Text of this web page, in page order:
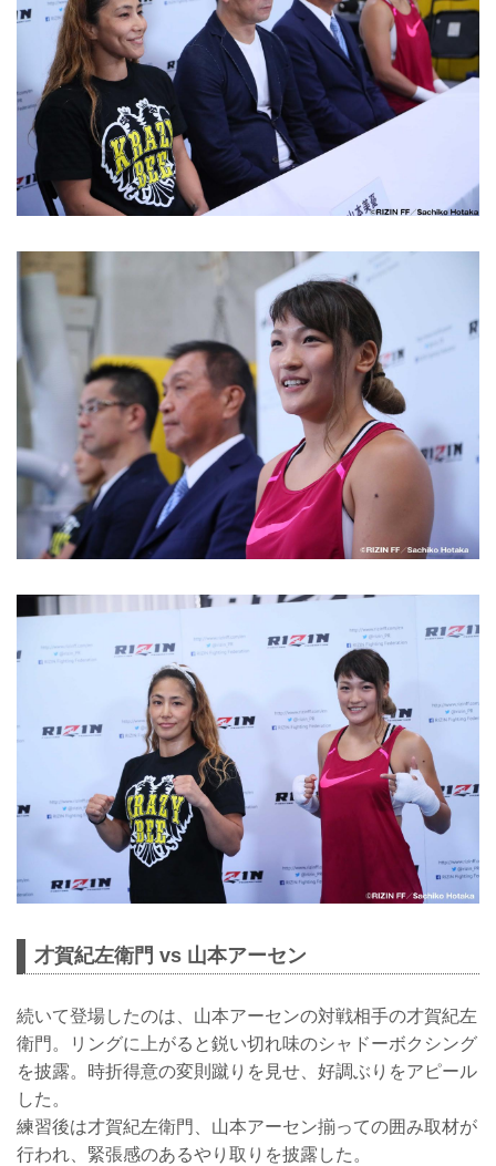
才賀紀左衛門 vs 山本アーセン
続いて登場したのは、山本アーセンの対戦相手の才賀紀左
衛門。リングに上がると鋭い切れ味のシャドーボクシング
を披露。時折得意の変則蹴りを見せ、好調ぶりをアピール
した。
練習後は才賀紀左衛門、山本アーセン揃っての囲み取材が
行われ、緊張感のあるやり取りを披露した。